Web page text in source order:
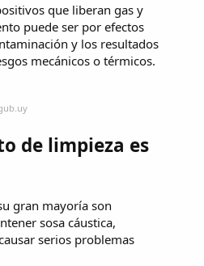
que liberan gas y
puede ser por efectos
y los resultados
mecánicos o térmicos.
de limpieza es
gran mayoría son
sosa cáustica,
serios problemas